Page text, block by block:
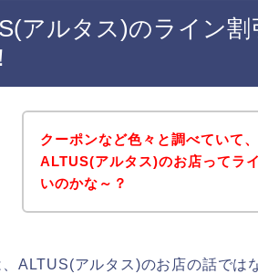
アルタス)のライン
クーポンなど色々と調べていて
ALTUS(アルタス)のお店ってラ
いのかな～？
、ALTUS(アルタス)のお店の話では